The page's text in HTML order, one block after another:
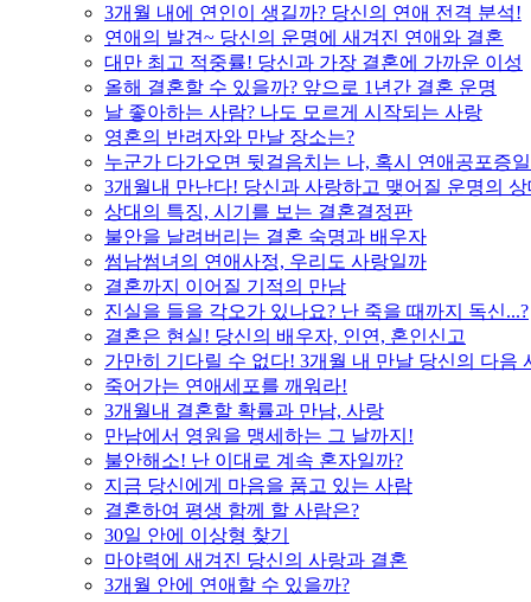
3개월 내에 연인이 생길까? 당신의 연애 전격 분석!
연애의 발견~ 당신의 운명에 새겨진 연애와 결혼
대만 최고 적중률! 당신과 가장 결혼에 가까운 이성
올해 결혼할 수 있을까? 앞으로 1년간 결혼 운명
날 좋아하는 사람? 나도 모르게 시작되는 사랑
영혼의 반려자와 만날 장소는?
누군가 다가오면 뒷걸음치는 나, 혹시 연애공포증
3개월내 만난다! 당신과 사랑하고 맺어질 운명의 상
상대의 특징, 시기를 보는 결혼결정판
불안을 날려버리는 결혼 숙명과 배우자
썸남썸녀의 연애사정, 우리도 사랑일까
결혼까지 이어질 기적의 만남
진실을 들을 각오가 있나요? 난 죽을 때까지 독신...?
결혼은 현실! 당신의 배우자, 인연, 혼인신고
가만히 기다릴 수 없다! 3개월 내 만날 당신의 다음
죽어가는 연애세포를 깨워라!
3개월내 결혼할 확률과 만남, 사랑
만남에서 영원을 맹세하는 그 날까지!
불안해소! 난 이대로 계속 혼자일까?
지금 당신에게 마음을 품고 있는 사람
결혼하여 평생 함께 할 사람은?
30일 안에 이상형 찾기
마야력에 새겨진 당신의 사랑과 결혼
3개월 안에 연애할 수 있을까?